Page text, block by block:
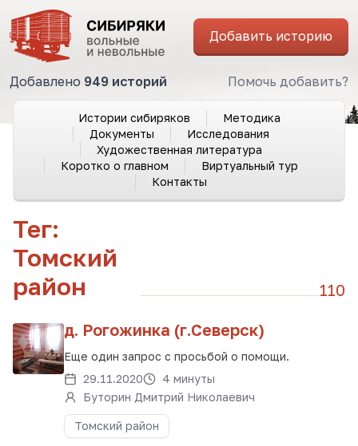
Добавить историю
Добавлено 949 историй Помочь добавить?
Истории сибиряков
Методика
Документы
Исследования
Художественная литература
Коротко о главном
Виртуальный тур
Контакты
Тег:
Томский
район
110
д. Рогожинка (г.Северск)
Еще один запрос с просьбой о помощи.
29.11.2020
4 минуты
Буторин Дмитрий Николаевич
Томский район